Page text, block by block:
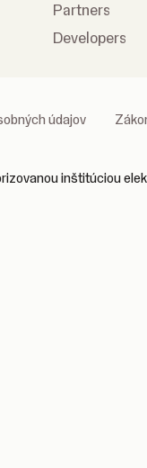
Partners
Developers
údajov
inštitúciou